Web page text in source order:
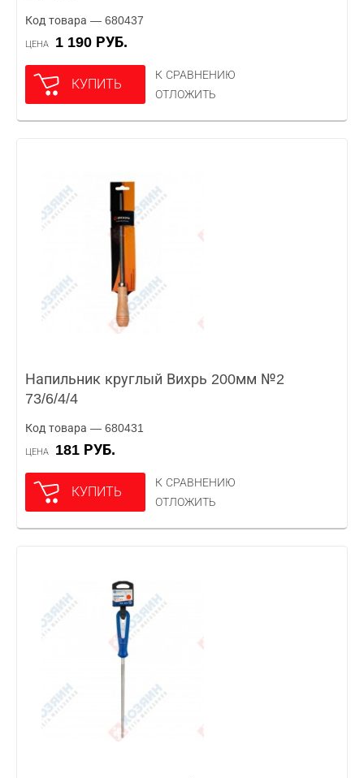
Код товара — 680437
ЦЕНА 1 190 РУБ.
КУПИТЬ
К СРАВНЕНИЮ
ОТЛОЖИТЬ
Напильник круглый Вихрь 200мм №2
73/6/4/4
Код товара — 680431
ЦЕНА 181 РУБ.
КУПИТЬ
К СРАВНЕНИЮ
ОТЛОЖИТЬ